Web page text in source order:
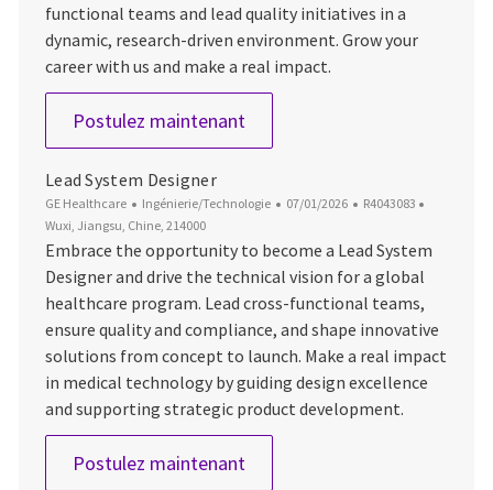
functional teams and lead quality initiatives in a
dynamic, research-driven environment. Grow your
career with us and make a real impact.
Postulez maintenantLead Process Engineer
Lead System Designer
GE Healthcare Catégorie
Ingénierie/Technologie Date d’affichage
07/01/2026 ID du poste
R4043083
Wuxi, Jiangsu, Chine, 214000
Embrace the opportunity to become a Lead System
Designer and drive the technical vision for a global
healthcare program. Lead cross-functional teams,
ensure quality and compliance, and shape innovative
solutions from concept to launch. Make a real impact
in medical technology by guiding design excellence
and supporting strategic product development.
Postulez maintenantLead System Designer